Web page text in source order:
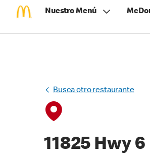
Nuestro Menú
Busca otro restaurante
11825 Hwy 6